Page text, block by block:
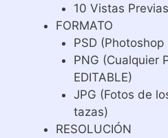
10 Vistas Previas
FORMATO
PSD (Photoshop
PNG (Cualquier
EDITABLE)
JPG (Fotos de
tazas)
RESOLUCIÓN